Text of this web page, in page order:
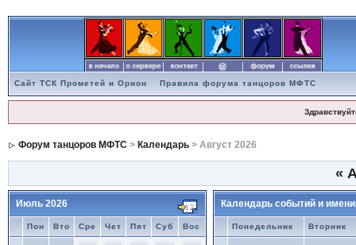
Сайт ТСК Прометей и Орион Правила форума танцоров МФТС
Форум танцоров МФТС> Календарь> Август 2026
«
Июль 2026
Пон Вто Сре Чет Пят Суб Вос
Календарь событий и
Понедельник Вторник